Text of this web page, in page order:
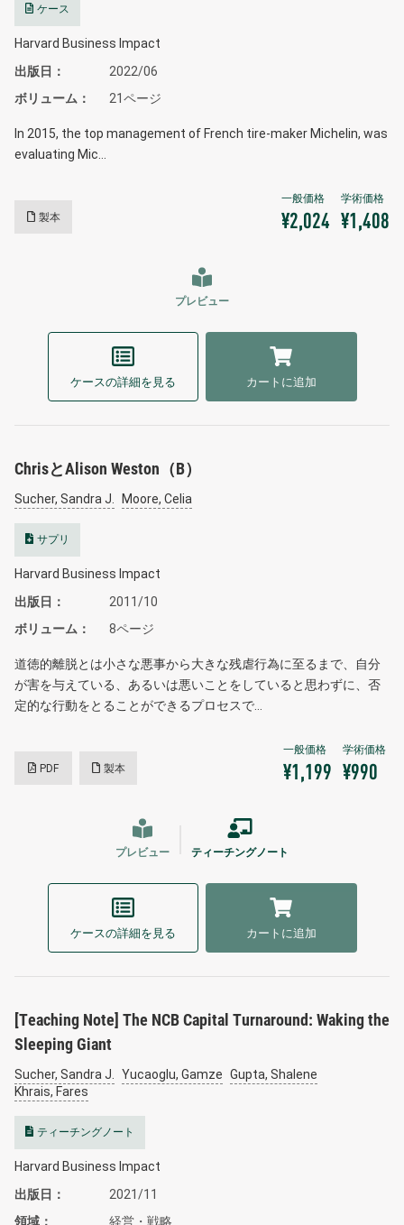
ケース
Harvard Business Impact
出版日
2022/06
ボリューム
21ページ
In 2015, the top management of French tire-maker Michelin, was
evaluating Mic…
製本 ¥2,024 ¥1,408
プレビュー
ケースの詳細を見る カートに追加
ChrisとAlison Weston（B）
Sucher, Sandra J. Moore, Celia
サプリ
Harvard Business Impact
出版日
2011/10
ボリューム
8ページ
道徳的離脱とは小さな悪事から大きな残虐行為に至るまで、自分
が害を与えている、あるいは悪いことをしていると思わずに、否
定的な行動をとることができるプロセスで…
PDF 製本 ¥1,199 ¥990
プレビュー ティーチングノート
ケースの詳細を見る カートに追加
[Teaching Note] The NCB Capital Turnaround: Waking the
Sleeping Giant
Sucher, Sandra J. Yucaoglu, Gamze Gupta, Shalene
Khrais, Fares
ティーチングノート
Harvard Business Impact
出版日
2021/11
領域
経営・戦略